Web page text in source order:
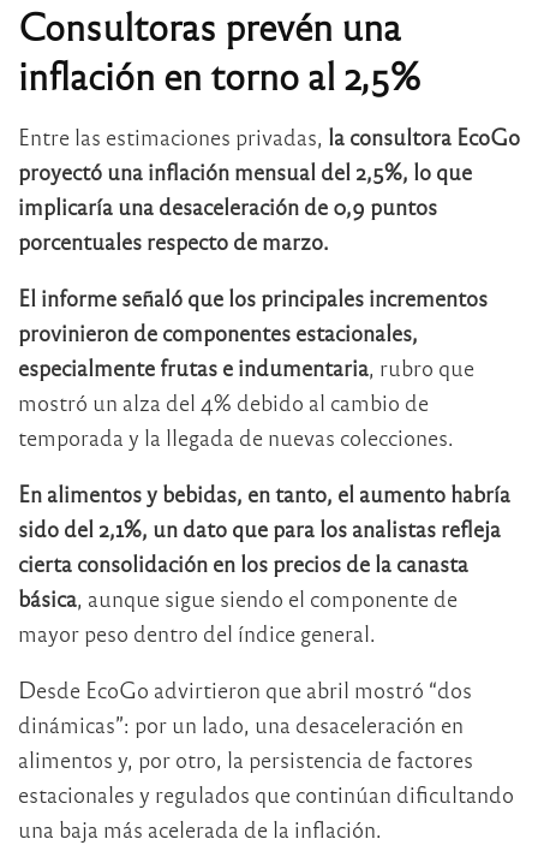
Consultoras prevén una
inflación en torno al 2,5%
Entre las estimaciones privadas, la consultora EcoGo
proyectó una inflación mensual del 2,5%, lo que
implicaría una desaceleración de 0,9 puntos
porcentuales respecto de marzo.
El informe señaló que los principales incrementos
provinieron de componentes estacionales,
especialmente frutas e indumentaria, rubro que
mostró un alza del 4% debido al cambio de
temporada y la llegada de nuevas colecciones.
En alimentos y bebidas, en tanto, el aumento habría
sido del 2,1%, un dato que para los analistas refleja
cierta consolidación en los precios de la canasta
básica, aunque sigue siendo el componente de
mayor peso dentro del índice general.
Desde EcoGo advirtieron que abril mostró “dos
dinámicas”: por un lado, una desaceleración en
alimentos y, por otro, la persistencia de factores
estacionales y regulados que continúan dificultando
una baja más acelerada de la inflación.